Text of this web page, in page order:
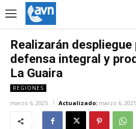
Realizarán despliegue
defensa integral y
La Guaira
REGIONES
marzo 6, 2025 Actualizado: marzo 6, 2025